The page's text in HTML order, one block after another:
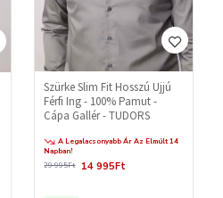
Szürke Slim Fit Hosszú Ujjú
Férfi Ing - 100% Pamut -
Cápa Gallér - TUDORS
A Legalacsonyabb Ár Az Elmúlt 14
Napban!
14 995Ft
29 995Ft